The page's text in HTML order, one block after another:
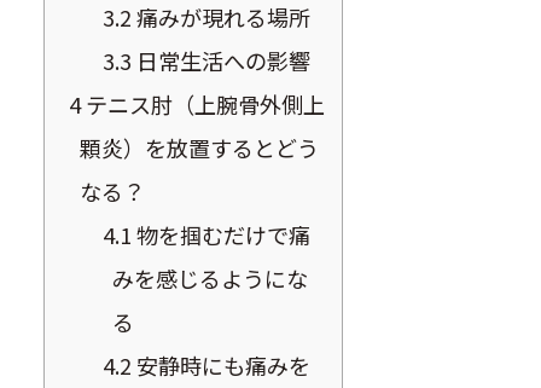
3.2痛みが現れる場所
3.3 日常生活への影響
4テニス肘（上腕骨外側上
顆炎）を放置するとどう
なる？
4.1物を掴むだけで痛
みを感じるようにな
る
4.2 安静時にも痛みを